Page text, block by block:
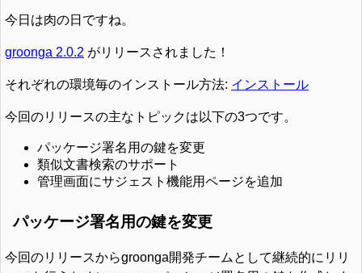
今日は肉の日ですね。
groonga 2.0.2 がリリースされました！
それぞれの環境毎のインストール方法: インストール
今回のリリースの主なトピックは以下の3つです。
パッケージ署名用の鍵を変更
類似文書検索のサポート
管理画面にサジェスト機能用ページを追加
パッケージ署名用の鍵を変更
今回のリリースからgroonga開発チームとして継続的にリリ